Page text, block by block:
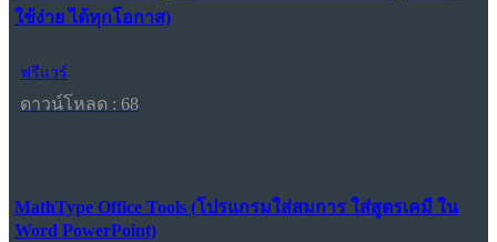
ใช้ง่าย ได้ทุกโอกาส)
ฟรีแวร์
ดาวน์โหลด : 68
MathType Office Tools (โปรแกรมใส่สมการ ใส่สูตรเคมี ใน
Word PowerPoint)